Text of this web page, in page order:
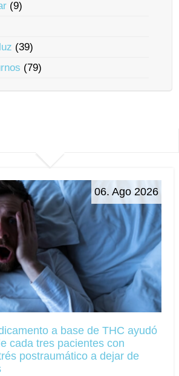
(9)
(39)
(79)
06. Ago 2026
a base de THC ayudó
cada tres pacientes con
postraumático a dejar de